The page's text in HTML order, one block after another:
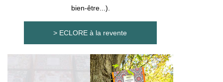
bien-être...).
> ECLORE à la revente